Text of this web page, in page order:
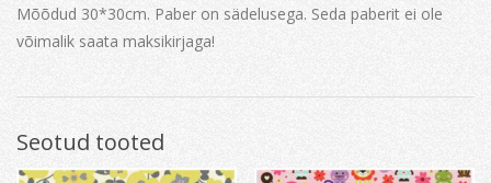
Mõõdud 30*30cm. Paber on sädelusega. Seda paberit ei ole
võimalik saata maksikirjaga!
Seotud tooted